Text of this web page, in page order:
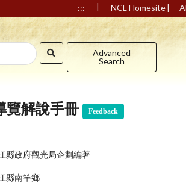
::: | NCL Homesite|
Advanced
Search
覽解說手冊 Feedback
縣政府觀光局企劃編著
縣南竿鄉